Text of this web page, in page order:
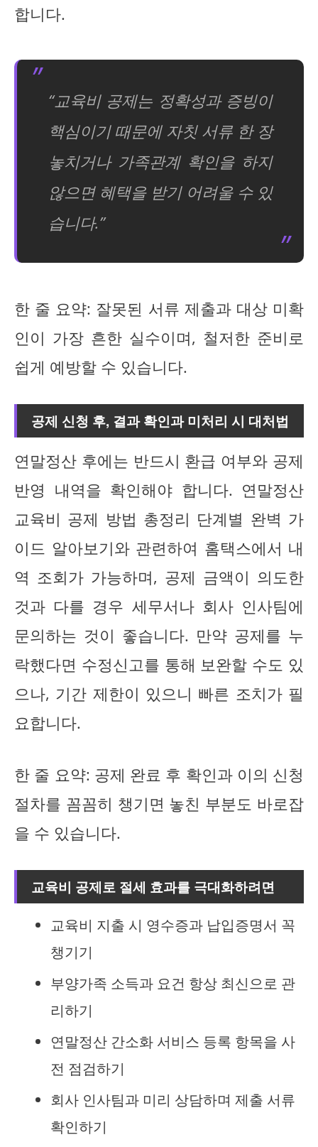
합니다.
“교육비 공제는 정확성과 증빙이
핵심이기 때문에 자칫 서류 한 장
놓치거나 가족관계 확인을 하지
않으면 혜택을 받기 어려울 수 있
습니다.”
한 줄 요약: 잘못된 서류 제출과 대상 미확
인이 가장 흔한 실수이며, 철저한 준비로
쉽게 예방할 수 있습니다.
공제 신청 후, 결과 확인과 미처리 시 대처법
연말정산 후에는 반드시 환급 여부와 공제
반영 내역을 확인해야 합니다. 연말정산
교육비 공제 방법 총정리 단계별 완벽 가
이드 알아보기와 관련하여 홈택스에서 내
역 조회가 가능하며, 공제 금액이 의도한
것과 다를 경우 세무서나 회사 인사팀에
문의하는 것이 좋습니다. 만약 공제를 누
락했다면 수정신고를 통해 보완할 수도 있
으나, 기간 제한이 있으니 빠른 조치가 필
요합니다.
한 줄 요약: 공제 완료 후 확인과 이의 신청
절차를 꼼꼼히 챙기면 놓친 부분도 바로잡
을 수 있습니다.
교육비 공제로 절세 효과를 극대화하려면
교육비 지출 시 영수증과 납입증명서 꼭
챙기기
부양가족 소득과 요건 항상 최신으로 관
리하기
연말정산 간소화 서비스 등록 항목을 사
전 점검하기
회사 인사팀과 미리 상담하며 제출 서류
확인하기